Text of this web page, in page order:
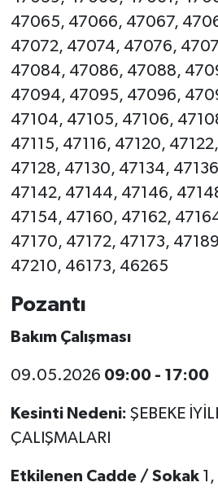
47065, 47066, 47067,
47072, 47074, 47076,
47084, 47086, 47088,
47094, 47095, 47096,
47104, 47105, 47106,
47115, 47116, 47120,
47128, 47130, 47134,
47142, 47144, 47146,
47154, 47160, 47162,
47170, 47172, 47173,
47210, 46173, 46265
Pozantı
Bakım Çalışması
09.05.2026 09:00 - 17:00
Kesinti Nedeni: ŞEBEKE
ÇALIŞMALARI
Etkilenen Cadde / Sokak1,